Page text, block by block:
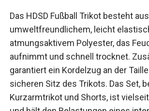
umweltfreundlichem, leicht
atmungsaktivem Polyester, das
aufnimmt und schnell trocknet.
garantiert ein Kordelzug an der
sicheren Sitz des Trikots. Das Set,
Kurzarmtrikot und Shorts, ist
und hält den Belastungen eines